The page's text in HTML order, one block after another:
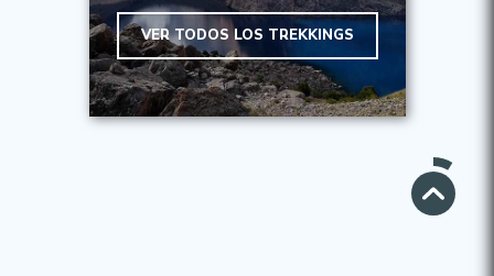
VER TODOS LOS TREKKINGS